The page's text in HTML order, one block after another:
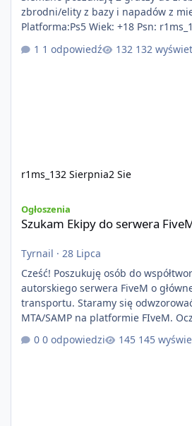
zbrodni/elity z bazy i napadów z
Platforma:Ps5 Wiek: +18 Psn:
1 odpowiedź
132
r1ms_132 Sierpnia2 Sie
Ogłoszenia
Szukam Ekipy do serwera
Tyrnail · 28 Lipca
Cześć! Poszukuję osób do współtworzenia TRUCK RPG -
autorskiego serwera FiveM o
transportu. Staramy się
MTA/SAMP na platformie FIveM.
kontentu dla graczy którzy chcą
jeździć ciężarówką. Projekt tworzony jest od podstaw z
0 odpowiedzi 145